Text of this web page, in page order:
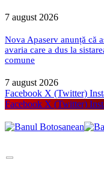
7 august 2026
Nova Apaserv anunță că
avaria care a dus la
comune
7 august 2026
Facebook X (Twitter)
Facebook X (Twitter)